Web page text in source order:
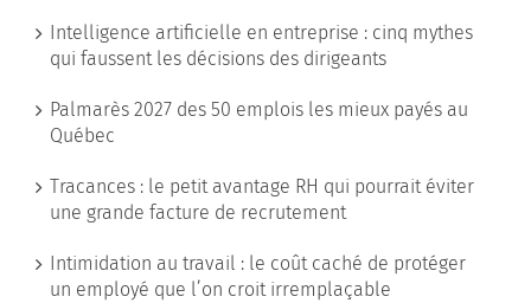
Intelligence artificielle en entreprise : cinq mythes
qui faussent les décisions des dirigeants
Palmarès 2027 des 50 emplois les mieux payés au
Québec
Tracances : le petit avantage RH qui pourrait éviter
une grande facture de recrutement
Intimidation au travail : le coût caché de protéger
un employé que l’on croit irremplaçable